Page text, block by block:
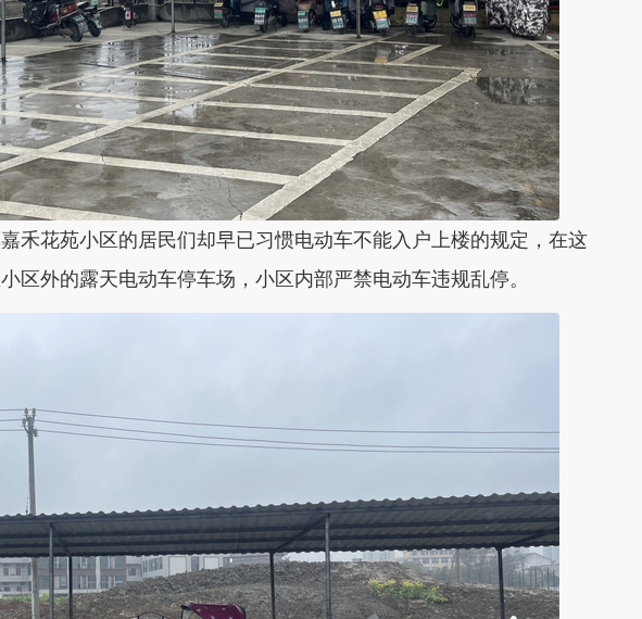
花苑小区的居民们却早已习惯电动车不能入户上楼的规定，在这
区外的露天电动车停车场，小区内部严禁电动车违规乱停。